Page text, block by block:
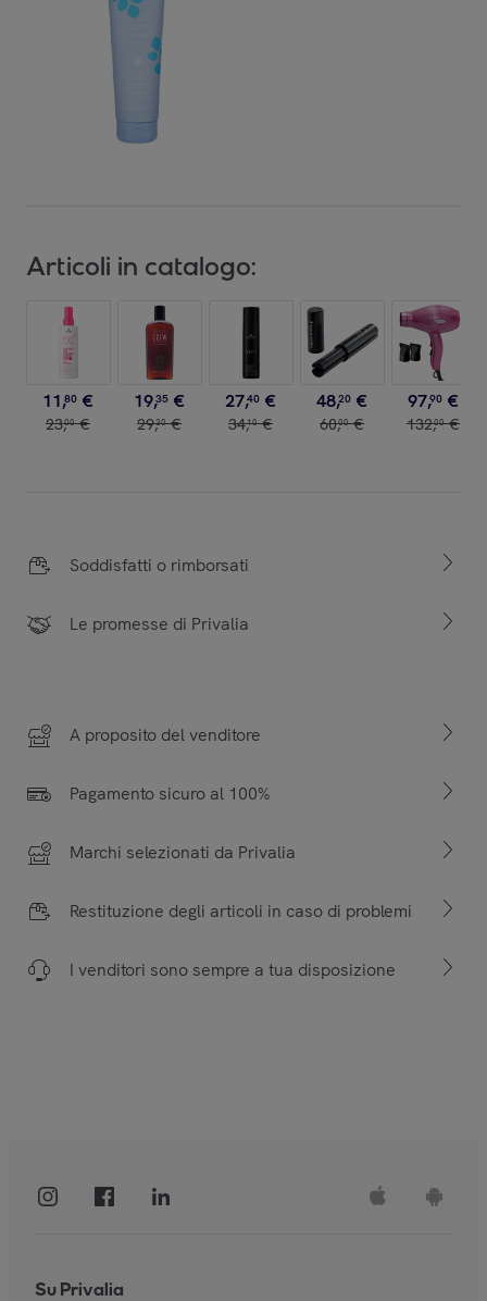
Articoli in catalogo:
11,80 €
23,00 €
19,35 €
29,30 €
27,40 €
34,10 €
48,20 €
60,00 €
97,90 €
132,00 €
Soddisfatti o rimborsati
Le promesse di Privalia
A proposito del venditore
Pagamento sicuro al 100%
Marchi selezionati da Privalia
Restituzione degli articoli in caso di problemi
I venditori sono sempre a tua disposizione
Su Privalia